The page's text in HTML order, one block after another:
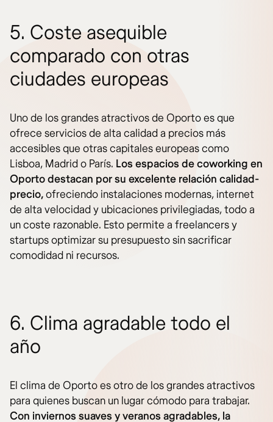
5. Coste asequible
comparado con otras
ciudades europeas
Uno de los grandes atractivos de Oporto es que
ofrece servicios de alta calidad a precios más
accesibles que otras capitales europeas como
Lisboa, Madrid o París. Los espacios de coworking en
Oporto destacan por su excelente relación calidad-
precio,ofreciendo instalaciones modernas, internet
de alta velocidad y ubicaciones privilegiadas, todo a
un coste razonable. Esto permite a freelancers y
startups optimizar su presupuesto sin sacrificar
comodidad ni recursos.
6. Clima agradable todo el
año
El clima de Oporto es otro de los grandes atractivos
para quienes buscan un lugar cómodo para trabajar.
Con inviernos suaves y veranos agradables, la